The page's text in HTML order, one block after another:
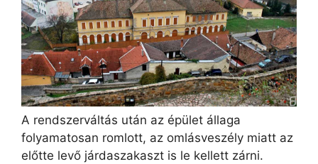
A rendszerváltás után az épület állaga
folyamatosan romlott, az omlásveszély miatt az
előtte levő járdaszakaszt is le kellett zárni.